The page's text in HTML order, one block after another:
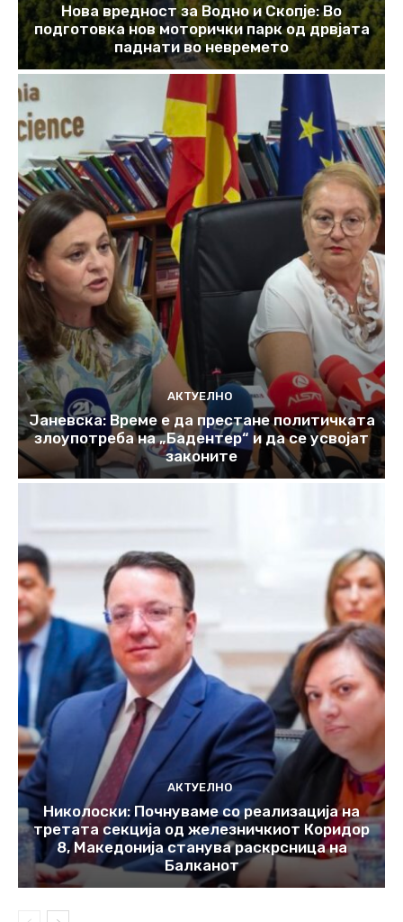
Нова вредност за Водно и Скопје: Во
подготовка нов моторички парк од дрвјата
паднати во невремето
АКТУЕЛНО
Јаневска: Време е да престане политичката
злоупотреба на „Бадентер“ и да се усвојат
законите
АКТУЕЛНО
Николоски: Почнуваме со реализација на
третата секција од железничкиот Коридор
8, Македонија станува раскрсница на
Балканот